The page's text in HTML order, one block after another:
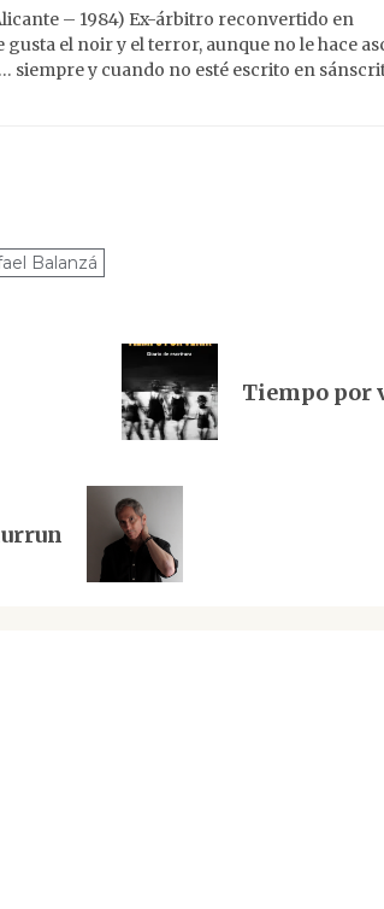
– 1984) Ex-árbitro reconvertido en
el noir y el terror, aunque no le hace
siempre y cuando no esté escrito en
Balanzá
Tiempo por